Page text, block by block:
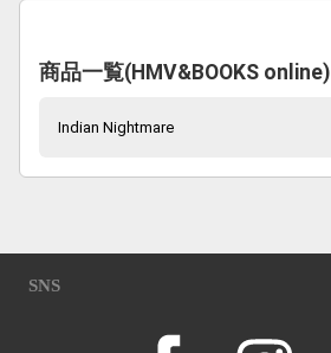
商品一覧(HMV&BOOKS online)
Indian Nightmare
SNS